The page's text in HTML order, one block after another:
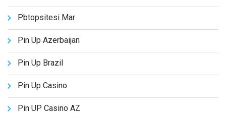
Pbtopsitesi Mar
Pin Up Azerbaijan
Pin Up Brazil
Pin Up Casino
Pin UP Casino AZ